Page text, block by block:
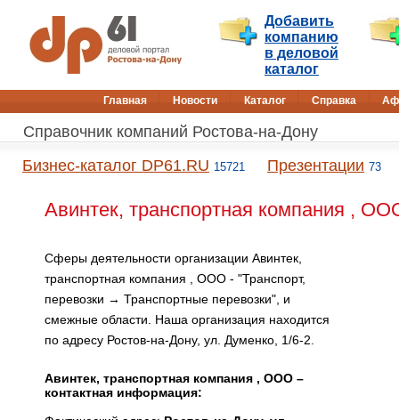
Добавить
компанию
в деловой
каталог
Главная Новости Каталог Справка
Справочник компаний Ростова-на-Дону
Бизнес-каталог DP61.RU 15721 Презентации 73
Авинтек, транспортная компания ,
Сферы деятельности организации Авинтек,
транспортная компания , ООО - "Транспорт,
перевозки → Транспортные перевозки", и
смежные области. Наша организация находится
по адресу Ростов-на-Дону, ул. Думенко, 1/6-2.
Авинтек, транспортная компания , ООО –
контактная информация: